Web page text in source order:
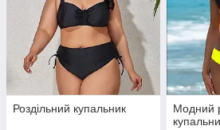
Роздільний купальник
Модний